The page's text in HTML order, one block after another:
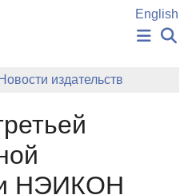
English
РУКОПИСЬ
ЗНАНИЙ
СЛОВА
Вход
Новости издательств
НЭИКОН